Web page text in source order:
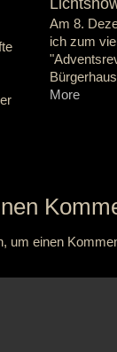
Am 8.
ich zum
More
um einen